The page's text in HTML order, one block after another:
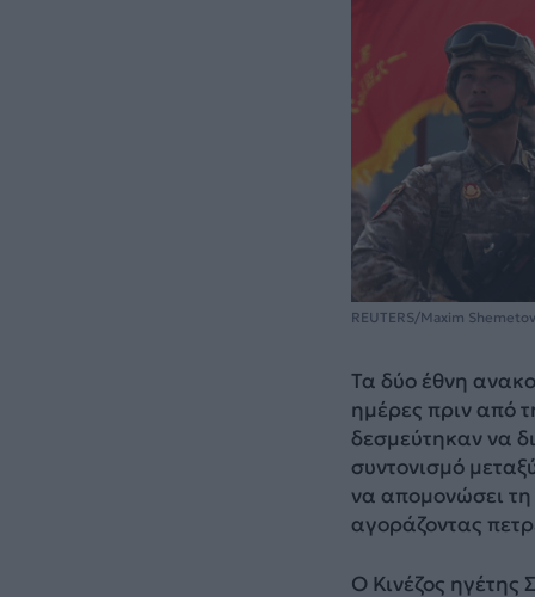
REUTERS/Maxim Shemetov
Τα δύο έθνη
ημέρες πριν από
δεσμεύτηκαν να
συντονισμό
να απομονώσει
αγοράζοντας
Ο Κινέζος ηγέτης